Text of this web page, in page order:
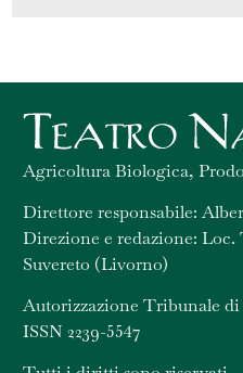
Agricoltura Biologica,
Direttore responsabile:
Direzione e redazione: Loc.
Suvereto (Livorno)
Autorizzazione Tribunale di
ISSN 2239-5547